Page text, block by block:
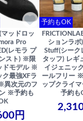
マッドロッ
Pro
レモラ プ
スト) ※限
ドモデル ※
ク最強XFラ
異次元のフ
※予約も
円
予約もOK
ションラボ
Stuff(シーク
タッフ) レギ
イジェニッ
ールフリー
ップクライ
予約も